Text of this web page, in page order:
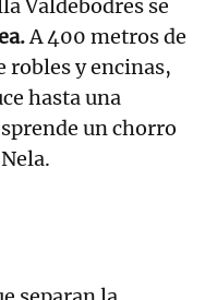
Valdebodres se
.A 400 metros de
robles y encinas,
hasta una
un chorro